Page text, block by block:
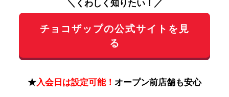
チョコザップの公式サイトを見
る
★入会日は設定可能！ オープン前店舗も安心